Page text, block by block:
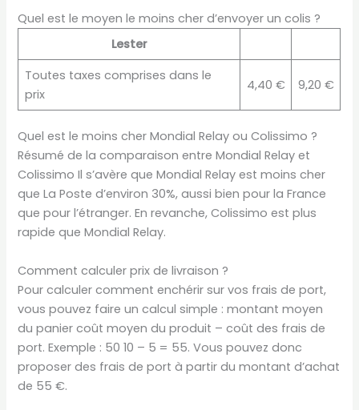
Quel est le moyen le moins cher d’envoyer un colis ?
Lester
Toutes taxes comprises dans le
prix
4,40 € 9,20 €
Quel est le moins cher Mondial Relay ou Colissimo ?
Résumé de la comparaison entre Mondial Relay et
Colissimo Il s’avère que Mondial Relay est moins cher
que La Poste d’environ 30%, aussi bien pour la France
que pour l’étranger. En revanche, Colissimo est plus
rapide que Mondial Relay.
Comment calculer prix de livraison ?
Pour calculer comment enchérir sur vos frais de port,
vous pouvez faire un calcul simple : montant moyen
du panier coût moyen du produit – coût des frais de
port. Exemple : 50 10 – 5 = 55. Vous pouvez donc
proposer des frais de port à partir du montant d’achat
de 55 €.